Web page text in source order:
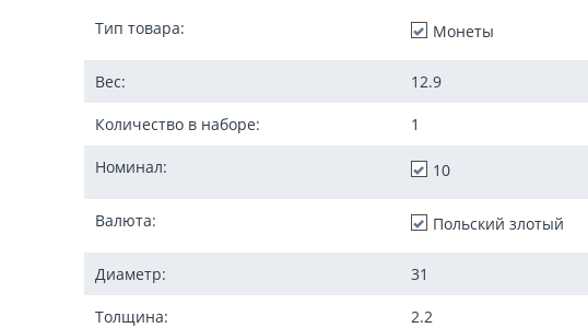
Тип товара: Монеты
Вес: 12.9
Количество в наборе: 1
Номинал: 10
Валюта: Польский злотый
Диаметр: 31
Толщина: 2.2